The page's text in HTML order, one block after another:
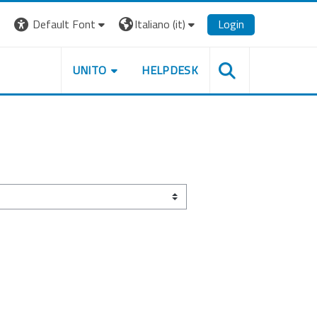
Default Font
Italiano ‎(it)‎ Login
UNITO HELPDESK